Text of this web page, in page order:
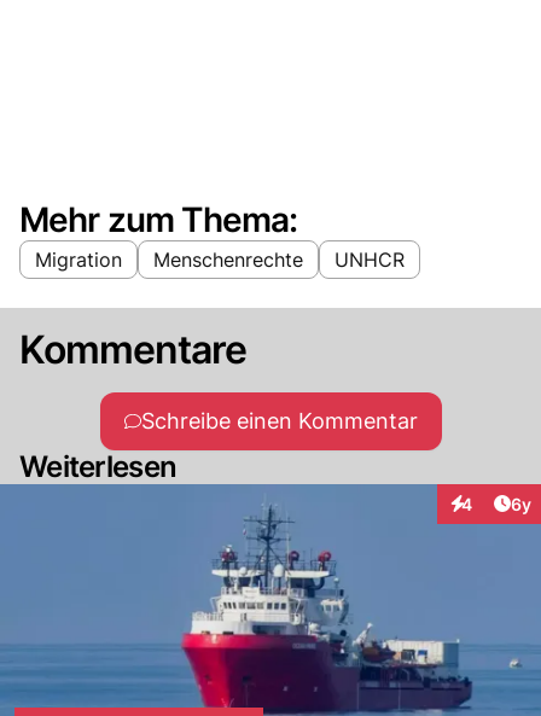
Mehr zum Thema:
Migration Menschenrechte UNHCR
Kommentare
Schreibe einen Kommentar
Weiterlesen
4 6y